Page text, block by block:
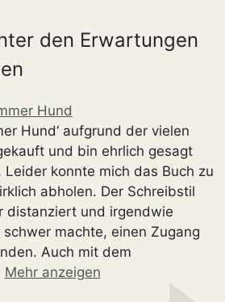
den Erwartungen
Hund
Hund‘ aufgrund der vielen
und bin ehrlich gesagt
konnte mich das Buch zu
abholen. Der Schreibstil
distanziert und irgendwie
machte, einen Zugang
Auch mit dem
Mehr anzeigen